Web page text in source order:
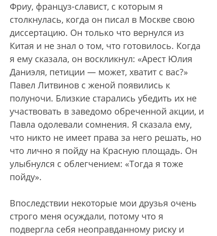
Фриу, француз-славист, с которым я
столкнулась, когда он писал в Москве свою
диссертацию. Он только что вернулся из
Китая и не знал о том, что готовилось. Когда
я ему сказала, он воскликнул: «Арест Юлия
Даниэля, петиции — может, хватит с вас?»
Павел Литвинов с женой появились к
полуночи. Близкие старались убедить их не
участвовать в заведомо обреченной акции, и
Павла одолевали сомнения. Я сказала ему,
что никто не имеет права за него решать, но
что лично я пойду на Красную площадь. Он
улыбнулся с облегчением: «Тогда я тоже
пойду».
Впоследствии некоторые мои друзья очень
строго меня осуждали, потому что я
подвергла себя неоправданному риску и